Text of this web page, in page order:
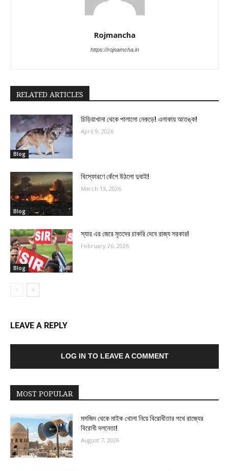
Rojmancha
https://rojnamcha.in
RELATED ARTICLES
Blog
চিড়িয়াখানা থেকে পালালো নেকড়ে! এলাকায় আতঙ্ক!
April 9, 2026
Blog
বিস্ফোরণে কেঁপে উঠলো দুবাই!
March 13, 2026
Blog
স্যার এর জেরে মৃতদের চাকরি দেবে রাজ্য সরকার!
February 26, 2026
LEAVE A REPLY
LOG IN TO LEAVE A COMMENT
MOST POPULAR
মসজিদ থেকে মাইক খোলা নিয়ে বিরোধীতার পথে রাজ্যের
বিরোধী দলনেতা!
August 7, 2026